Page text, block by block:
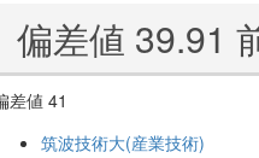
偏差値 39.91
差値 41
筑波技術大(産業技術)